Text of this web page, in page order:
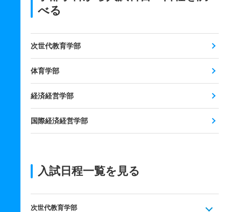
べる
次世代教育学部
体育学部
経済経営学部
国際経済経営学部
入試日程一覧を見る
次世代教育学部